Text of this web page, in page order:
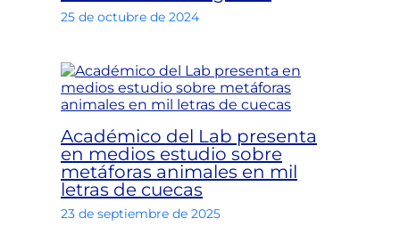
25 de octubre de 2024
Académico del Lab presenta
en medios estudio sobre
metáforas animales en mil
letras de cuecas
23 de septiembre de 2025